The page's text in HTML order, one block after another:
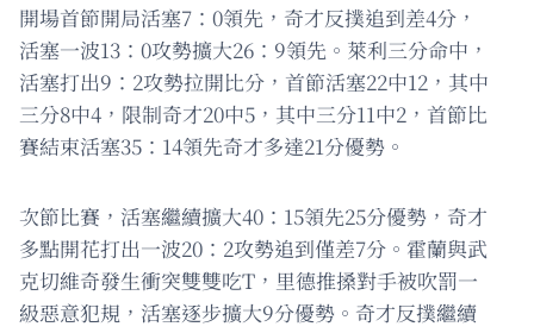
開場首節開局活塞7：0領先，奇才反撲追到差4分，
活塞一波13：0攻勢擴大26：9領先。萊利三分命中，
活塞打出9：2攻勢拉開比分，首節活塞22中12，其中
三分8中4，限制奇才20中5，其中三分11中2，首節比
賽結束活塞35：14領先奇才多達21分優勢。
次節比賽，活塞繼續擴大40：15領先25分優勢，奇才
多點開花打出一波20：2攻勢追到僅差7分。霍蘭與武
克切維奇發生衝突雙雙吃T，里德推搡對手被吹罰一
級惡意犯規，活塞逐步擴大9分優勢。奇才反撲繼續